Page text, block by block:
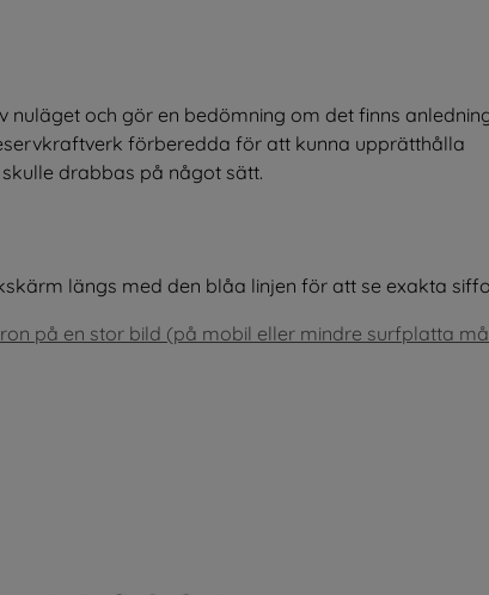
nuläget och gör en bedömning om det finns
förberedda för att kunna upprätthålla
drabbas på något sätt.
längs med den blåa linjen för att se exakta
på en stor bild (på mobil eller mindre surfplatta
i nytt fönster.